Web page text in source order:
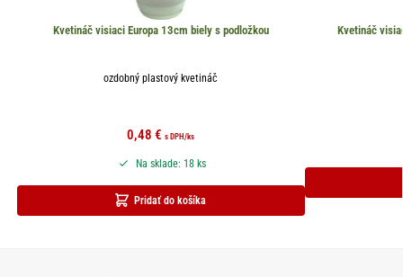
Kvetináč visiaci Europa 13cm biely s podložkou
ozdobný plastový kvetináč
0,48€ s DPH/ks
Pridať do košíka
Na sklade: 18 ks
Kvetináč